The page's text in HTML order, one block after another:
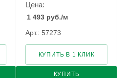
Цена:
1 493 руб./м
Арт.: 57273
КУПИТЬ
КУПИТЬ В 1 КЛИК